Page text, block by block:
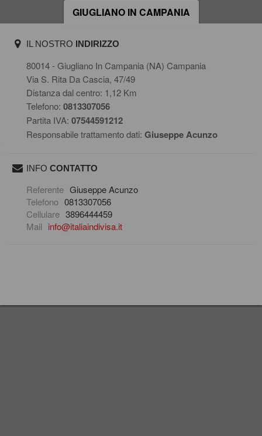
GIUGLIANO IN CAMPANIA
IL NOSTRO INDIRIZZO
80014 - Giugliano In Campania (NA) Campania
Via S. Rita Da Cascia, 47/49
Distanza dal centro: 1,12 Km
Telefono: 0813307056
Partita IVA: 07544591212
Responsabile trattamento dati: Giuseppe Acunzo
INFO CONTATTO
Referente Giuseppe Acunzo
Telefono 0813307056
Cellulare 3896444459
Mail info@italiaindivisa.it